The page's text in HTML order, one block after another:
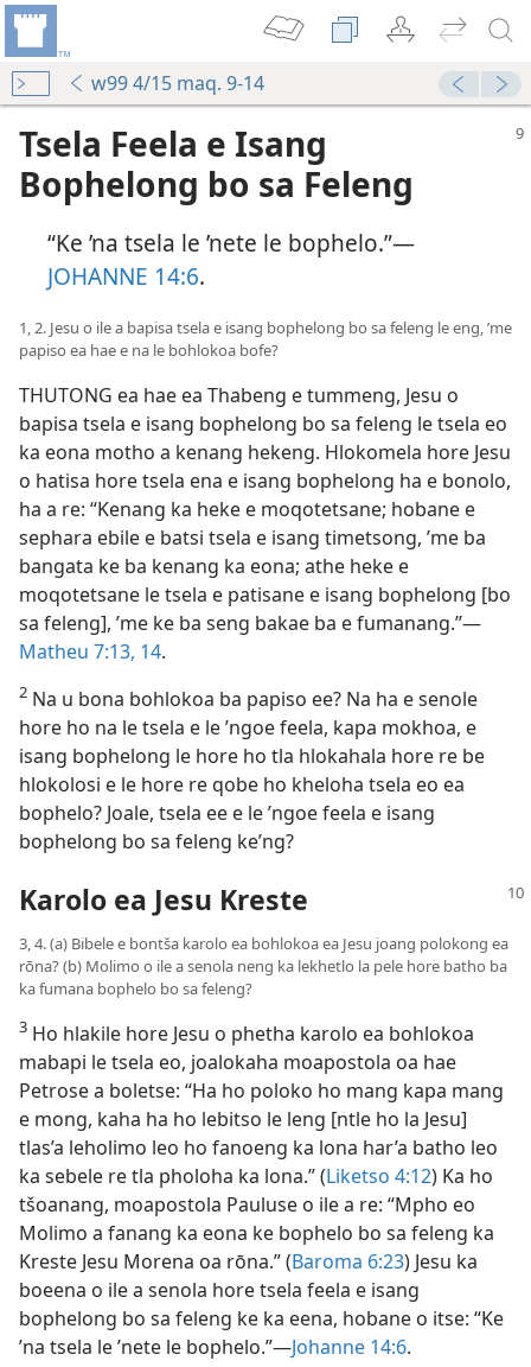
w99 4/15 maq. 9-14
Tsela Feela e Isang
Bophelong bo sa Feleng
“Ke ’na tsela le ’nete le bophelo.”—
JOHANNE 14:6.
1, 2. Jesu o ile a bapisa tsela e isang bophelong bo sa feleng le eng, ’me
papiso ea hae e na le bohlokoa bofe?
THUTONG ea hae ea Thabeng e tummeng, Jesu o
bapisa tsela e isang bophelong bo sa feleng le tsela eo
ka eona motho a kenang hekeng. Hlokomela hore Jesu
o hatisa hore tsela ena e isang bophelong ha e bonolo,
ha a re: “Kenang ka heke e moqotetsane; hobane e
sephara ebile e batsi tsela e isang timetsong, ’me ba
bangata ke ba kenang ka eona; athe heke e
moqotetsane le tsela e patisane e isang bophelong [bo
sa feleng], ’me ke ba seng bakae ba e fumanang.”—
Matheu 7:13, 14.
2 Na u bona bohlokoa ba papiso ee? Na ha e senole
hore ho na le tsela e le ’ngoe feela, kapa mokhoa, e
isang bophelong le hore ho tla hlokahala hore re be
hlokolosi e le hore re qobe ho kheloha tsela eo ea
bophelo? Joale, tsela ee e le ’ngoe feela e isang
bophelong bo sa feleng ke’ng?
Karolo ea Jesu Kreste
3, 4. (a) Bibele e bontša karolo ea bohlokoa ea Jesu joang polokong ea
rōna? (b) Molimo o ile a senola neng ka lekhetlo la pele hore batho ba
ka fumana bophelo bo sa feleng?
3 Ho hlakile hore Jesu o phetha karolo ea bohlokoa
mabapi le tsela eo, joalokaha moapostola oa hae
Petrose a boletse: “Ha ho poloko ho mang kapa mang
e mong, kaha ha ho lebitso le leng [ntle ho la Jesu]
tlas’a leholimo leo ho fanoeng ka lona har’a batho leo
ka sebele re tla pholoha ka lona.” (Liketso 4:12) Ka ho
tšoanang, moapostola Pauluse o ile a re: “Mpho eo
Molimo a fanang ka eona ke bophelo bo sa feleng ka
Kreste Jesu Morena oa rōna.” (Baroma 6:23) Jesu ka
boeena o ile a senola hore tsela feela e isang
bophelong bo sa feleng ke ka eena, hobane o itse: “Ke
’na tsela le ’nete le bophelo.”—Johanne 14:6.